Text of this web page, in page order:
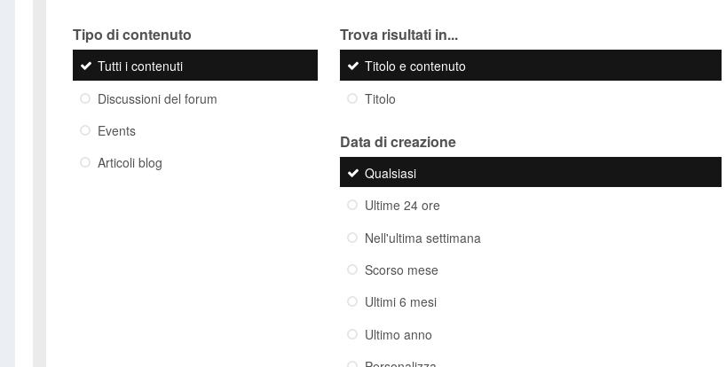
Tipo di contenuto
Tutti i contenuti
Discussioni del forum
Events
Articoli blog
Trova risultati in...
Titolo e contenuto
Titolo
Data di creazione
Qualsiasi
Ultime 24 ore
Nell'ultima settimana
Scorso mese
Ultimi 6 mesi
Ultimo anno